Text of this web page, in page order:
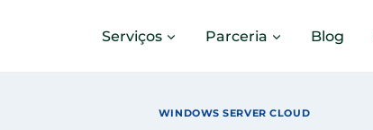
Serviços Parceria Blog
WINDOWS SERVER CLOUD